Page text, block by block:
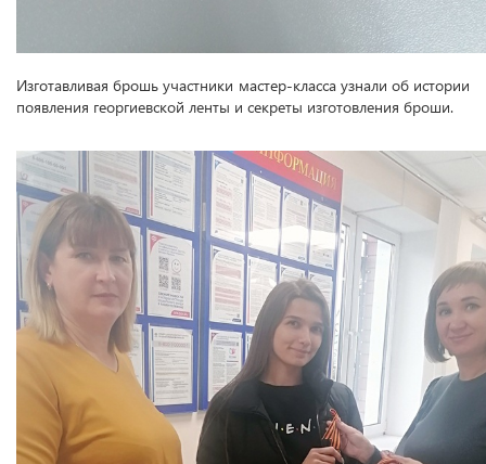
Изготавливая брошь участники мастер-класса узнали об истории
появления георгиевской ленты и секреты изготовления броши.